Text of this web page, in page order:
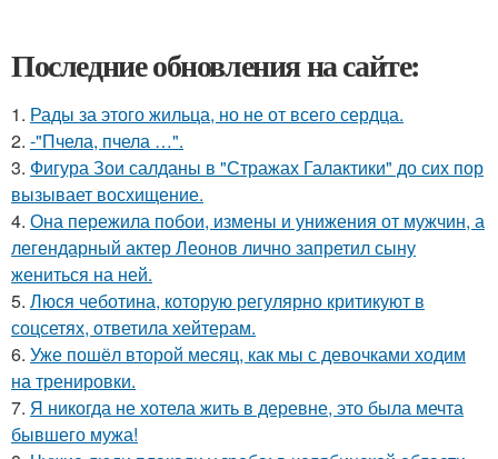
Последние обновления на сайте:
1. Рады за этого жильца, но не от всего сердца.
2. -"Пчела, пчела …".
3. Фигура Зои салданы в "Стражах Галактики" до сих пор
вызывает восхищение.
4. Она пережила побои, измены и унижения от мужчин, а
легендарный актер Леонов лично запретил сыну
жениться на ней.
5. Люся чеботина, которую регулярно критикуют в
соцсетях, ответила хейтерам.
6. Уже пошёл второй месяц, как мы с девочками ходим
на тренировки.
7. Я никогда не хотела жить в деревне, это была мечта
бывшего мужа!